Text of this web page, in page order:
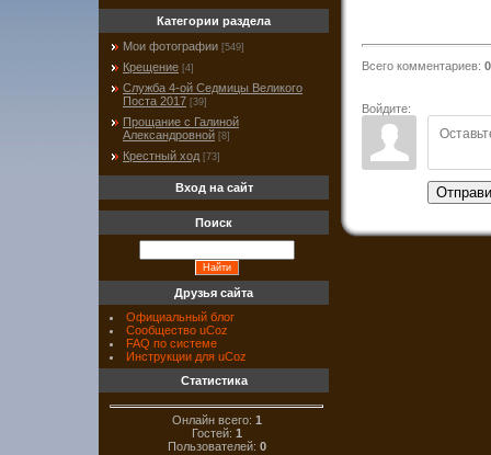
Всего комментариев: 0
Войдите:
Категории раздела
Мои фотографии [549]
Крещение [4]
Служба 4-ой Седмицы Великого
Поста 2017 [39]
Прощание с Галиной
Александровной [8]
Крестный ход [73]
Вход на сайт
Поиск
Друзья сайта
Официальный блог
Сообщество uCoz
FAQ по системе
Инструкции для uCoz
Статистика
Онлайн всего: 1
Гостей: 1
Пользователей: 0